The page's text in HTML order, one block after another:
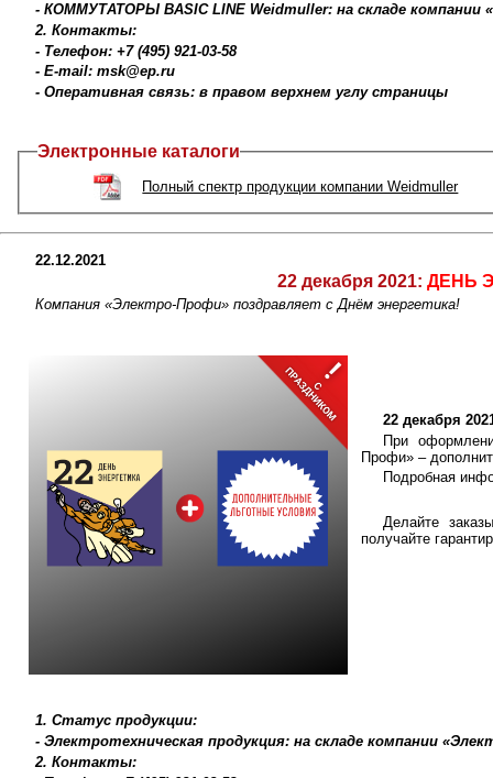
- КОММУТАТОРЫ BASIC LINE Weidmuller: на складе компании
2. Контакты:
- Телефон: +7 (495) 921-03-58
- E-mail: msk@ep.ru
- Оперативная связь: в правом верхнем углу страницы
Электронные каталоги
Полный спектр продукции компании Weidmuller
22.12.2021
22 декабря 2021: ДЕНЬ
Компания «Электро-Профи» поздравляет с Днём энергетика!
22 декабря
При
Профи» –
Подробная
Делайте
получайте
1. Статус продукции:
- Электротехническая продукция: на складе компании
2. Контакты: